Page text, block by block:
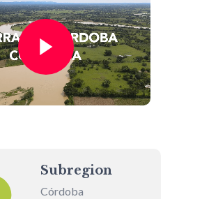
Subregion
Córdoba